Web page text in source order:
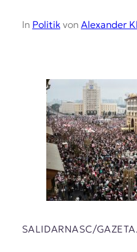
In Politikvon Alexander
SALIDARNASC/